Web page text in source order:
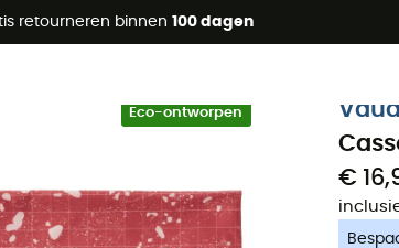
retourneren binnen 100 dagen
-5% EXTRA vanaf 2 producten* met code Summer5
Eco-ontworpen
€